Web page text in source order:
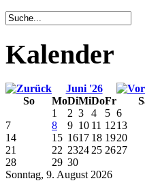
Kalender
Juni '26
So
MoDiMiDoFr
Sonntag, 9. August 2026
1 2 3 4 5 6
7
8 9 10 11 1213
14
15 1617 18 1920
21
22 2324 25 2627
28
29 30